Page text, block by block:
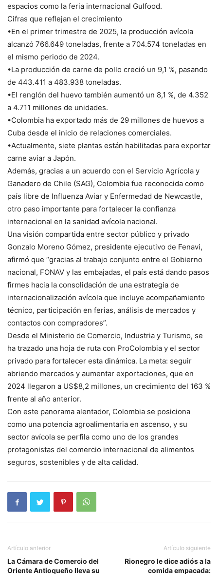
espacios como la feria internacional Gulfood.
Cifras que reflejan el crecimiento
•En el primer trimestre de 2025, la producción avícola
alcanzó 766.649 toneladas, frente a 704.574 toneladas en
el mismo periodo de 2024.
•La producción de carne de pollo creció un 9,1 %, pasando
de 443.411 a 483.938 toneladas.
•El renglón del huevo también aumentó un 8,1 %, de 4.352
a 4.711 millones de unidades.
•Colombia ha exportado más de 29 millones de huevos a
Cuba desde el inicio de relaciones comerciales.
•Actualmente, siete plantas están habilitadas para exportar
carne aviar a Japón.
Además, gracias a un acuerdo con el Servicio Agrícola y
Ganadero de Chile (SAG), Colombia fue reconocida como
país libre de Influenza Aviar y Enfermedad de Newcastle,
otro paso importante para fortalecer la confianza
internacional en la sanidad avícola nacional.
Una visión compartida entre sector público y privado
Gonzalo Moreno Gómez, presidente ejecutivo de Fenavi,
afirmó que “gracias al trabajo conjunto entre el Gobierno
nacional, FONAV y las embajadas, el país está dando pasos
firmes hacia la consolidación de una estrategia de
internacionalización avícola que incluye acompañamiento
técnico, participación en ferias, análisis de mercados y
contactos con compradores”.
Desde el Ministerio de Comercio, Industria y Turismo, se
ha trazado una hoja de ruta con ProColombia y el sector
privado para fortalecer esta dinámica. La meta: seguir
abriendo mercados y aumentar exportaciones, que en
2024 llegaron a US$8,2 millones, un crecimiento del 163 %
frente al año anterior.
Con este panorama alentador, Colombia se posiciona
como una potencia agroalimentaria en ascenso, y su
sector avícola se perfila como uno de los grandes
protagonistas del comercio internacional de alimentos
seguros, sostenibles y de alta calidad.
Artículo anterior
La Cámara de Comercio del
Oriente Antioqueño lleva su
Artículo siguiente
Rionegro le dice adiós a la
comida empacada: